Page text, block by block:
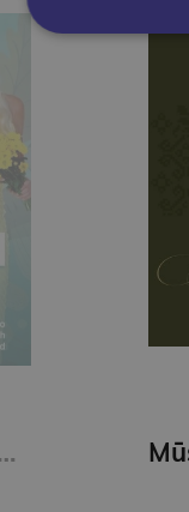
Mūsdienu Latvijas saimnieces. 16 garšu stāsti un 80 receptes